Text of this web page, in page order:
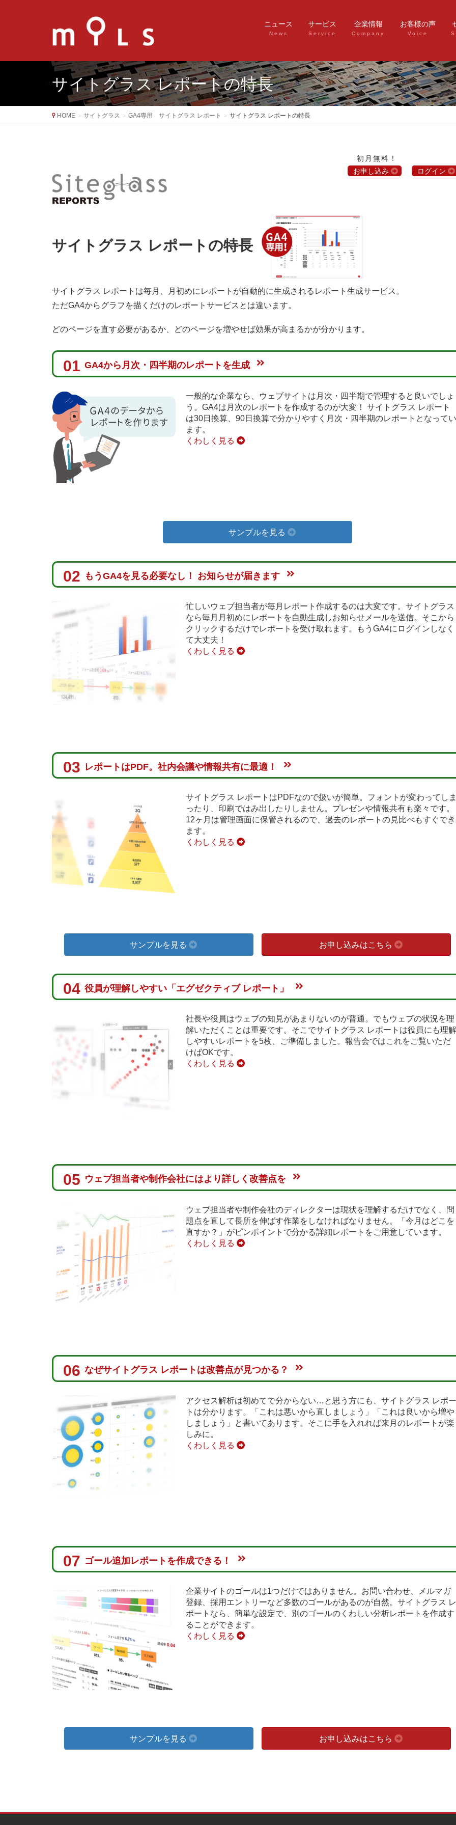
ニュース
News
サービス
Service
企業情報
Company
お客様の声
Voice
サイトグラス レポートの特長
HOME サイトグラス GA4専用 サイトグラス レポート サイトグラス レポートの特長
初月無料！
お申し込み
ログイン
サイトグラス レポートの特長
サイトグラス レポートは毎月、月初めにレポートが自動的に生成されるレポート生成サービス。
ただGA4からグラフを描くだけのレポートサービスとは違います。
どのページを直す必要があるか、どのページを増やせば効果が高まるかが分かります。
01 GA4から月次・四半期のレポートを生成
一般的な企業なら、ウェブサイトは月次・四半期で管理すると良いでしょ
う。GA4は月次のレポートを作成するのが大変！ サイトグラス レポート
は30日換算、90日換算で分かりやすく月次・四半期のレポートとなってい
ます。
くわしく見る
サンプルを見る
02 もうGA4を見る必要なし！ お知らせが届きます
忙しいウェブ担当者が毎月レポート作成するのは大変です。サイトグラス
なら毎月月初めにレポートを自動生成しお知らせメールを送信。そこから
クリックするだけでレポートを受け取れます。もうGA4にログインしなく
て大丈夫！
くわしく見る
03 レポートはPDF。社内会議や情報共有に最適！
サイトグラス レポートはPDFなので扱いが簡単。フォントが変わってし
ったり、印刷ではみ出したりしません。プレゼンや情報共有も楽々です。
12ヶ月は管理画面に保管されるので、過去のレポートの見比べもすぐでき
ます。
くわしく見る
サンプルを見る お申し込みはこちら
04 役員が理解しやすい「エグゼクティブ レポート」
社長や役員はウェブの知見があまりないのが普通。でもウェブの状況を理
解いただくことは重要です。そこでサイトグラス レポートは役員にも理解
しやすいレポートを5枚、ご準備しました。報告会ではこれをご覧いただ
けばOKです。
くわしく見る
05 ウェブ担当者や制作会社にはより詳しく改善点を
ウェブ担当者や制作会社のディレクターは現状を理解するだけでなく、問
題点を直して長所を伸ばす作業をしなければなりません。「今月はどこを
直すか？」がピンポイントで分かる詳細レポートをご用意しています。
くわしく見る
06 なぜサイトグラス レポートは改善点が見つかる？
アクセス解析は初めてで分からない…と思う方にも、サイトグラス レポー
トは分かります。「これは悪いから直しましょう」「これは良いから増や
しましょう」と書いてあります。そこに手を入れれば来月のレポートが楽
しみに。
くわしく見る
07 ゴール追加レポートを作成できる！
企業サイトのゴールは1つだけではありません。お問い合わせ、メルマガ
登録、採用エントリーなど多数のゴールがあるのが自然。サイトグラス レ
ポートなら、簡単な設定で、別のゴールのくわしい分析レポートを作成す
ることができます。
くわしく見る
サンプルを見る お申し込みはこちら